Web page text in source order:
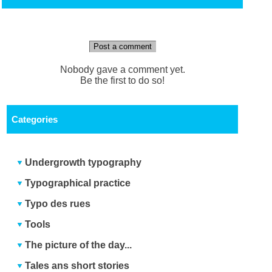
Post a comment
Nobody gave a comment yet.
Be the first to do so!
Categories
Undergrowth typography
Typographical practice
Typo des rues
Tools
The picture of the day...
Tales ans short stories